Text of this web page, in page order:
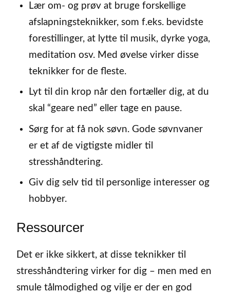
Lær om- og prøv at bruge forskellige
afslapningsteknikker, som f.eks. bevidste
forestillinger, at lytte til musik, dyrke yoga,
meditation osv. Med øvelse virker disse
teknikker for de fleste.
Lyt til din krop når den fortæller dig, at du
skal “geare ned” eller tage en pause.
Sørg for at få nok søvn. Gode søvnvaner
er et af de vigtigste midler til
stresshåndtering.
Giv dig selv tid til personlige interesser og
hobbyer.
Ressourcer
Det er ikke sikkert, at disse teknikker til
stresshåndtering virker for dig – men med en
smule tålmodighed og vilje er der en god